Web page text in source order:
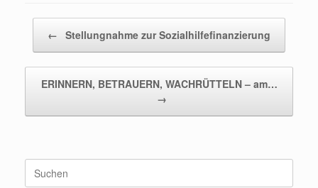
← Stellungnahme zur Sozialhilfefinanzierung
ERINNERN, BETRAUERN, WACHRÜTTELN – am…
→
Suchen
nach: